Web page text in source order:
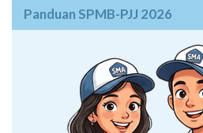
Panduan SPMB-PJJ 2026